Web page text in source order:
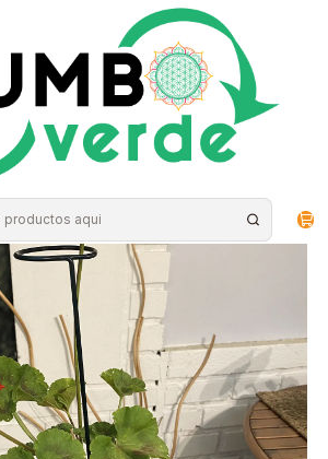
sobre los 59.990 en la provincia de Santiago
Herramientas e Insumos